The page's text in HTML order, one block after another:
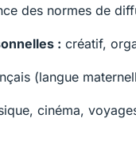
des normes de
: créatif,
(langue
cinéma,